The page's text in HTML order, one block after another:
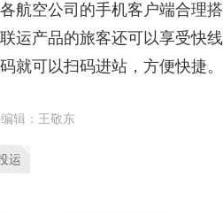
空公司的手机客户端合理搭
运产品的旅客还可以享受快
就可以扫码进站，方便快捷
辑：王敬东
运